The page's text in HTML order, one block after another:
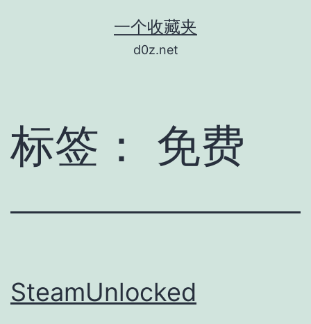
一个收藏夹
d0z.net
标签： 免费
SteamUnlocked